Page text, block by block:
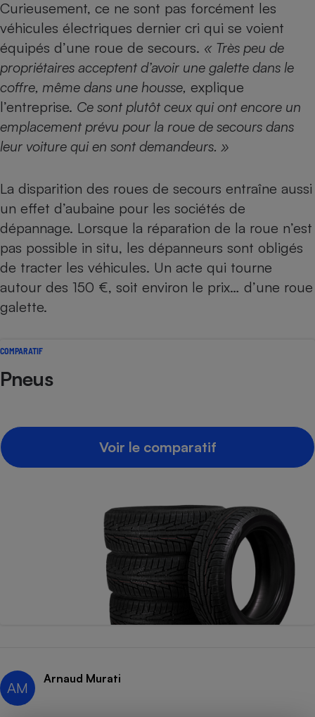
Curieusement, ce ne sont pas forcément les
véhicules électriques dernier cri qui se voient
équipés d’une roue de secours. « Très peu de
propriétaires acceptent d’avoir une galette dans le
coffre, même dans une housse, explique
l’entreprise. Ce sont plutôt ceux qui ont encore un
emplacement prévu pour la roue de secours dans
leur voiture qui en sont demandeurs. »
La disparition des roues de secours entraîne aussi
un effet d’aubaine pour les sociétés de
dépannage. Lorsque la réparation de la roue n’est
pas possible in situ, les dépanneurs sont obligés
de tracter les véhicules. Un acte qui tourne
autour des 150 €, soit environ le prix… d’une roue
galette.
COMPARATIF
Pneus
Voir le comparatif
AM
Arnaud Murati